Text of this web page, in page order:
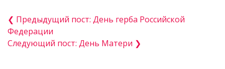
❮ Предыдущий пост: День герба Российской
Федерации
Следующий пост: День Матери ❯